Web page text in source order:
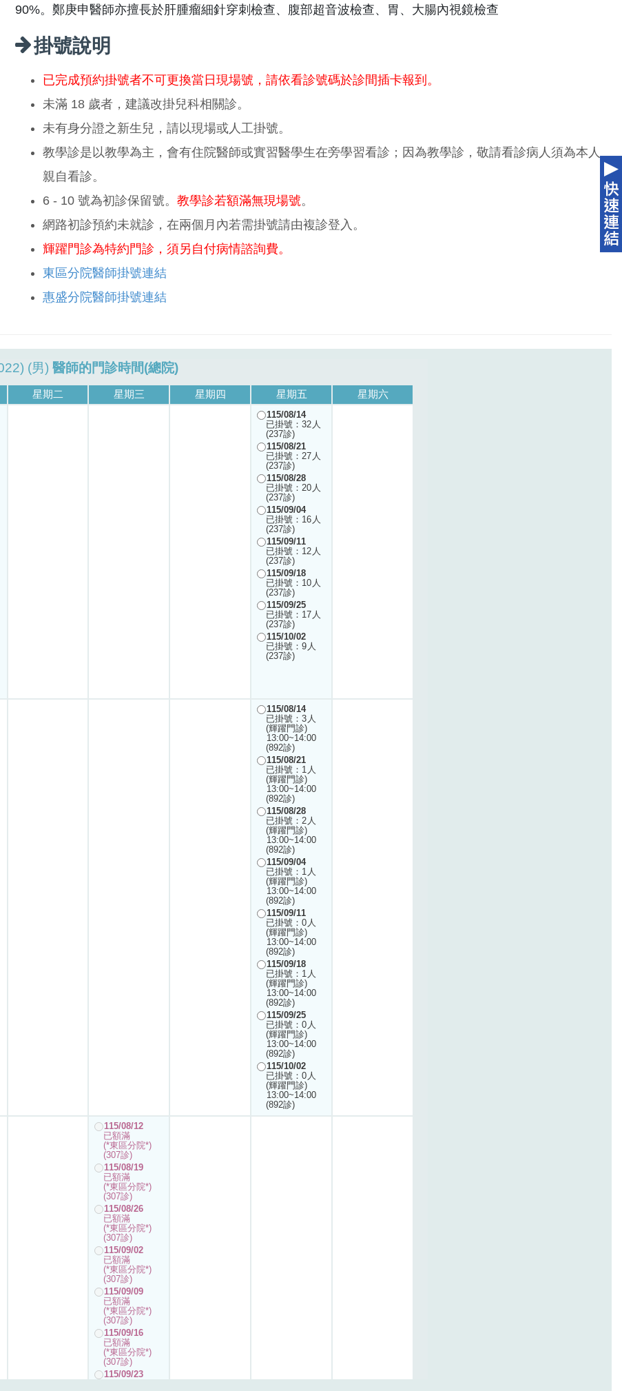
90%。鄭庚申醫師亦擅長於肝腫瘤細針穿刺檢查、腹部超音波檢查、胃、大腸內視鏡檢查
掛號說明
已完成預約掛號者不可更換當日現場號，請依看診號碼於診間插卡報到。
未滿 18 歲者，建議改掛兒科相關診。
未有身分證之新生兒，請以現場或人工掛號。
教學診是以教學為主，會有住院醫師或實習醫學生在旁學習看診；因為教學診，敬請看診病人須為本人
親自看診。
6 - 10 號為初診保留號。 教學診若額滿無現場號。
網路初診預約未就診，在兩個月內若需掛號請由複診登入。
輝躍門診為特約門診，須另自付病情諮詢費。
東區分院醫師掛號連結
惠盛分院醫師掛號連結